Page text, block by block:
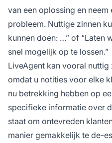
van een oplossing en
probleem. Nuttige zinnen
kunnen doen: …” of “Laten
snel mogelijk op te lossen.”
LiveAgent kan vooral
omdat u notities voor elke
nu betrekking hebben op
specifieke informatie over
staat om ontevreden
manier gemakkelijk te de-